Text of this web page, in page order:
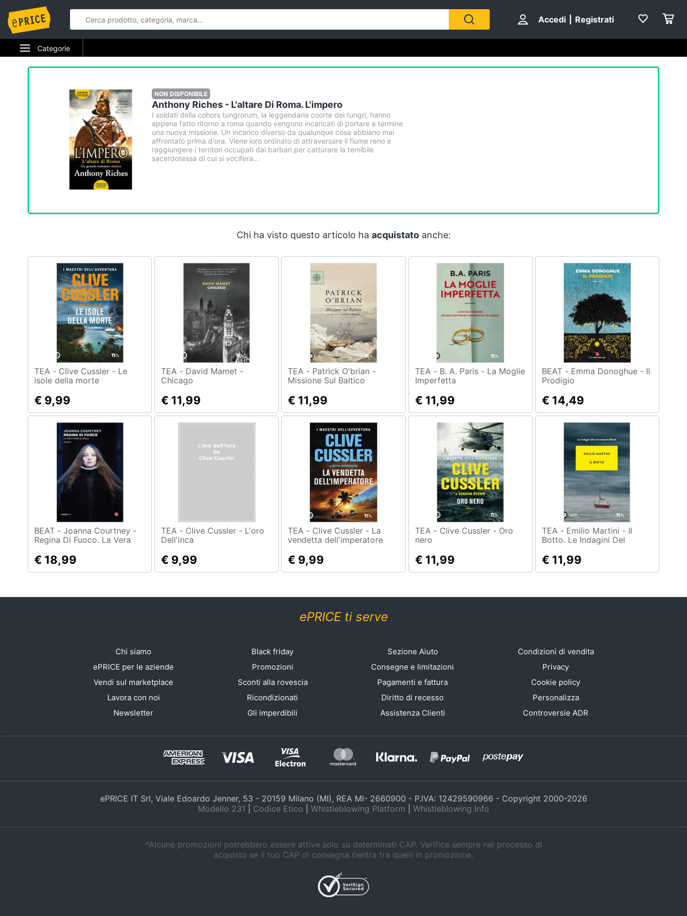
Accedi Registrati
Categorie
NON DISPONIBILE
Anthony Riches - L'altare Di Roma. L'impero
I soldati della cohors tungrorum, la leggendaria coorte dei tungri, hanno
appena fatto ritorno a roma quando vengono incaricati di portare a termine
una nuova missione. Un incarico diverso da qualunque cosa abbiano mai
affrontato prima d'ora. Viene loro ordinato di attraversare il fiume reno e
raggiungere i territori occupati dai barbari per catturare la temibile
sacerdotessa di cui si vocifera...
Chi ha visto questo articolo ha acquistatoanche:
TEA - Clive Cussler - Le
isole della morte
€ 9,99
TEA - David Mamet -
Chicago
€ 11,99
TEA - Patrick O'brian -
Missione Sul Baltico
€ 11,99
TEA - B. A. Paris - La Moglie
Imperfetta
€ 11,99
BEAT - Emma Donoghue - Il
Prodigio
€ 14,49
BEAT - Joanna Courtney -
Regina Di Fuoco. La Vera
€ 18,99
TEA - Clive Cussler - L'oro
Dell'inca
€ 9,99
TEA - Clive Cussler - La
vendetta dell'imperatore
€ 9,99
TEA - Clive Cussler - Oro
nero
€ 11,99
TEA - Emilio Martini - Il
Botto. Le Indagini Del
€ 11,99
ePRICE ti serve
Chi siamo
ePRICE per le aziende
Vendi sul marketplace
Lavora con noi
Newsletter
Black friday
Promozioni
Sconti alla rovescia
Ricondizionati
Gli imperdibili
Sezione Aiuto
Consegne e limitazioni
Pagamenti e fattura
Diritto di recesso
Assistenza Clienti
Condizioni di vendita
Privacy
Cookie policy
Personalizza
Controversie ADR
ePRICE IT Srl, Viale Edoardo Jenner, 53 - 20159 Milano (MI), REA MI- 2660900 - P.IVA: 12429590966 - Copyright 2000-2026
Modello 231
Codice Etico Whistleblowing Platform Whistleblowing Info
*Alcune promozioni potrebbero essere attive solo su determinati CAP. Verifica sempre nel processo di
acquisto se il tuo CAP di consegna rientra tra quelli in promozione.